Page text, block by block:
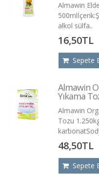
Almawin Elde
alkol sülfa..
16,50TL
Sepete
Almawin
Yıkama
Almawin
Tozu
48,50TL
Sepete